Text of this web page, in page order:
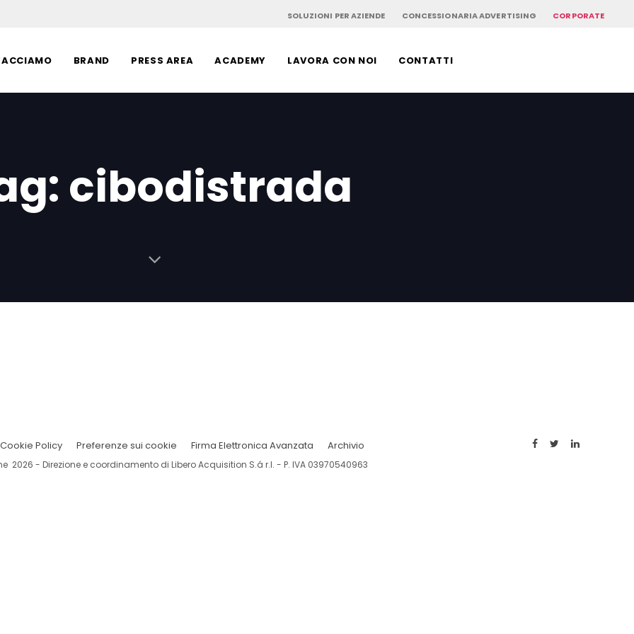
SOLUZIONI PER AZIENDE CONCESSIONARIA ADVERTISING CORPORATE
BRAND PRESS AREA ACADEMY LAVORA CON NOI CONTATTI
cibodistrada
Cookie Policy Preferenze sui cookie Firma Elettronica Avanzata Archivio
2026 - Direzione e coordinamento di Libero Acquisition S.á r.l. - P. IVA 03970540963